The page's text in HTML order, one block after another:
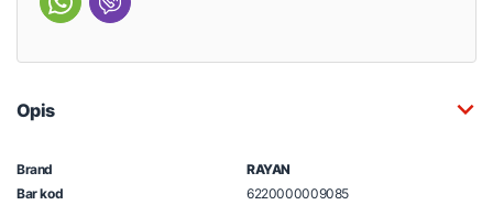
Opis
Brand
RAYAN
Bar kod
6220000009085